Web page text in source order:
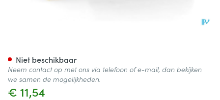
€ 11,54
Niet beschikbaar
Neem contact op met ons via telefoon of e-mail, dan bekijken
we samen de mogelijkheden.